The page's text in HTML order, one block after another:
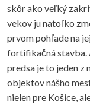
skôr ako veľký
vekov ju natoľko
prvom pohľade na
fortifikačná stavba.
predsa je to jeden z
objektov nášho
nielen pre Košice,